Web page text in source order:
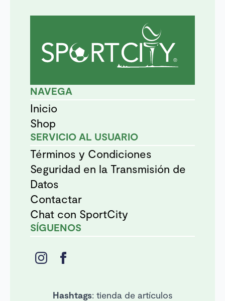
NAVEGA
Inicio
Shop
SERVICIO AL USUARIO
Términos y Condiciones
Seguridad en la Transmisión de
Datos
Contactar
Chat con SportCity
SÍGUENOS
Hashtags: tienda de artículos